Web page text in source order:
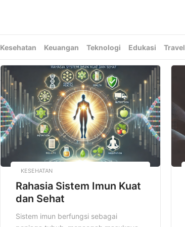
Kesehatan Keuangan Teknologi Edukasi Travel
KESEHATAN
Rahasia Sistem Imun Kuat
dan Sehat
Sistem imun berfungsi sebagai